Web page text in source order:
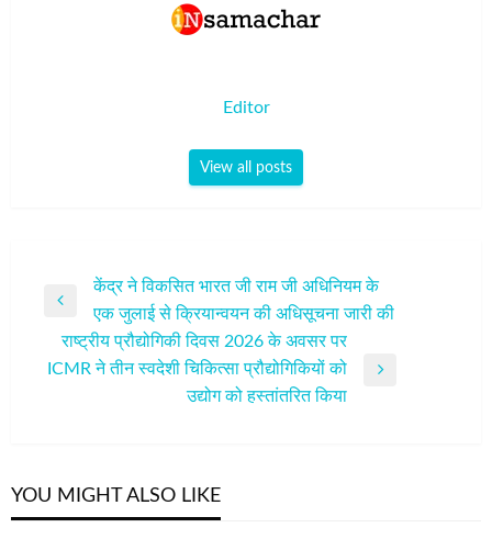
Editor
View all posts
नेविगेशन
Previous
Post
केंद्र ने विकसित भारत जी राम जी अधिनियम के
एक जुलाई से क्रियान्‍वयन की अधिसूचना जारी की
राष्ट्रीय प्रौद्योगिकी दिवस 2026 के अवसर पर
ICMR ने तीन स्वदेशी चिकित्सा प्रौद्योगिकियों को
उद्योग को हस्तांतरित किया
YOU MIGHT ALSO LIKE